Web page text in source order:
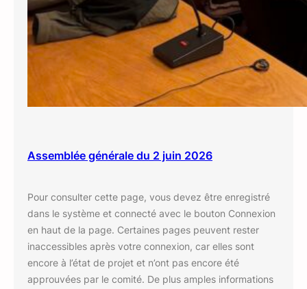
Assemblée générale du 2 juin 2026
Pour consulter cette page, vous devez être enregistré
dans le système et connecté avec le bouton Connexion
en haut de la page. Certaines pages peuvent rester
inaccessibles après votre connexion, car elles sont
encore à l’état de projet et n’ont pas encore été
approuvées par le comité. De plus amples informations